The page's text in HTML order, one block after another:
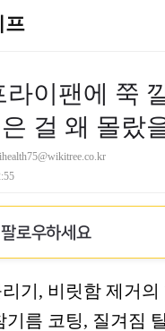
프
이팬에 쭉
걸 왜 몰랐
로우하세요
기, 비릿함 제거의
기름 코팅, 질겨짐